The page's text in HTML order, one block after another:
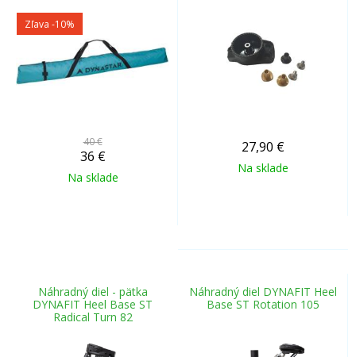
Zľava -10%
40 €
36 €
Na sklade
27,90 €
Na sklade
Náhradný diel - pätka
DYNAFIT Heel Base ST
Radical Turn 82
Náhradný diel DYNAFIT Heel
Base ST Rotation 105